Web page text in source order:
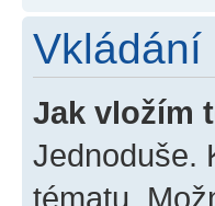
Vkládání
Jak vložím
Jednoduše.
tématu.